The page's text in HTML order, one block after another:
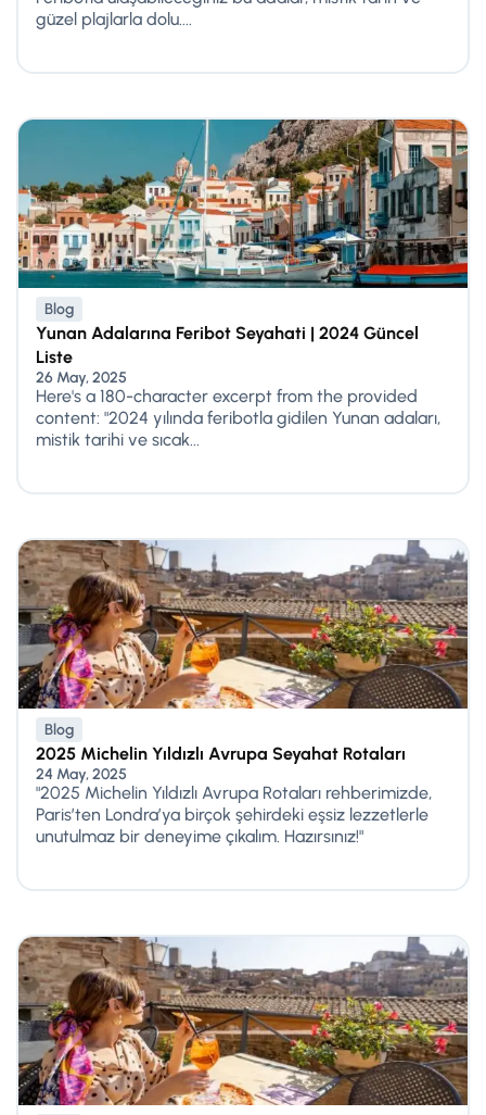
güzel plajlarla dolu....
Blog
Yunan Adalarına Feribot Seyahati | 2024 Güncel
Liste
26 May, 2025
Here's a 180-character excerpt from the provided
content: "2024 yılında feribotla gidilen Yunan adaları,
mistik tarihi ve sıcak...
Blog
2025 Michelin Yıldızlı Avrupa Seyahat Rotaları
24 May, 2025
"2025 Michelin Yıldızlı Avrupa Rotaları rehberimizde,
Paris’ten Londra’ya birçok şehirdeki eşsiz lezzetlerle
unutulmaz bir deneyime çıkalım. Hazırsınız!"